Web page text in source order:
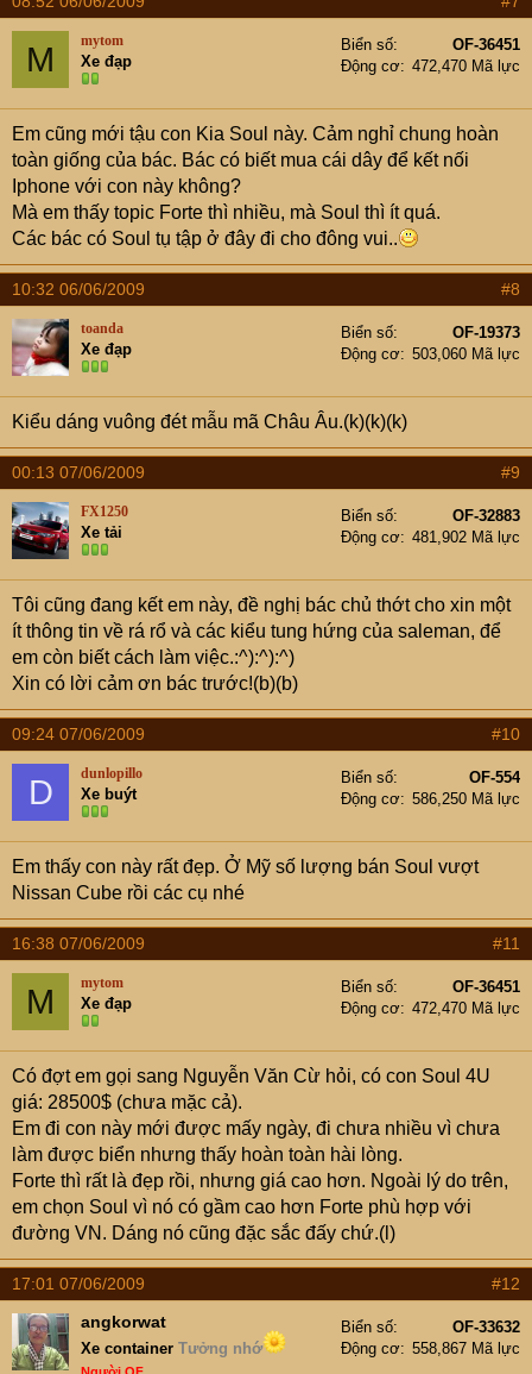
không mạnh = anh Civic 2.0 rồi... Thế cũng đủ để đi trong
thpho...
- hành khách, 2 người lớn 2 trẻ con, ngồi vẫn rộng, mẹ tớ
- Kiểu dáng: dành cho những ai thích sự phá cách, non-
traditional. "Kiểu dáng trẻ" -- cùng đời KIA Soul thì có
Toyo Xb, Nissan Cube .
Nếu so sánh với KIA Forte - tớ thấy KIA forte = business
man.
KIA soul, dành cho gia đình trẻ..../ giới trẻ
- KêtLuaan : cả nhà ai cũng hài lòng với chiếc xe mới, vợ
thì có thể lái đi lòng vòng như KM ( Soul chỉ dài 4m05
Chưa thể Kết luân được :
Xăng - theo như giới thiệu là 15km/lít - hy vọng chạy
trong phố nó sẽ rơi vào
9-11l / 100km...
Sẽ post sau khi đi đổ bình mơi
M mytom
Xe đạp
Biển số
OF-36451
Động cơ
472,470 Mã lực
Em cũng mới tậu con Kia Soul này. Cảm nghỉ chung hoàn
toàn giống của bác. Bác có biết mua cái dây để kết nối
Iphone với con này không?
Mà em thấy topic Forte thì nhiều, mà Soul thì ít quá.
Các bác có Soul tụ tập ở đây đi cho đông vui..
10:32 06/06/2009 #8
toanda
Xe đạp
Biển số
OF-19373
Động cơ
503,060 Mã lực
Kiểu dáng vuông đét mẫu mã Châu Âu.(k)(k)(k)
00:13 07/06/2009 #9
FX1250
Xe tải
Biển số
OF-32883
Động cơ
481,902 Mã lực
Tôi cũng đang kết em này, đề nghị bác chủ thớt cho xin một
ít thông tin về rá rổ và các kiểu tung hứng của saleman, để
em còn biết cách làm việc.:^):^):^)
Xin có lời cảm ơn bác trước!(b)(b)
09:24 07/06/2009 #10
D dunlopillo
Xe buýt
Biển số
OF-554
Động cơ
586,250 Mã lực
Em thấy con này rất đẹp. Ở Mỹ số lượng bán Soul vượt
Nissan Cube rồi các cụ nhé
16:38 07/06/2009 #11
M mytom
Xe đạp
Biển số
OF-36451
Động cơ
472,470 Mã lực
Có đợt em gọi sang Nguyễn Văn Cừ hỏi, có con Soul 4U
giá: 28500$ (chưa mặc cả).
Em đi con này mới được mấy ngày, đi chưa nhiều vì chưa
làm được biển nhưng thấy hoàn toàn hài lòng.
Forte thì rất là đẹp rồi, nhưng giá cao hơn. Ngoài lý do trên,
em chọn Soul vì nó có gầm cao hơn Forte phù hợp với
đường VN. Dáng nó cũng đặc sắc đấy chứ.(l)
17:01 07/06/2009
#12
angkorwat
Xe container Tưởng nhớ
Biển số
OF-33632
Động cơ
558,867 Mã lực